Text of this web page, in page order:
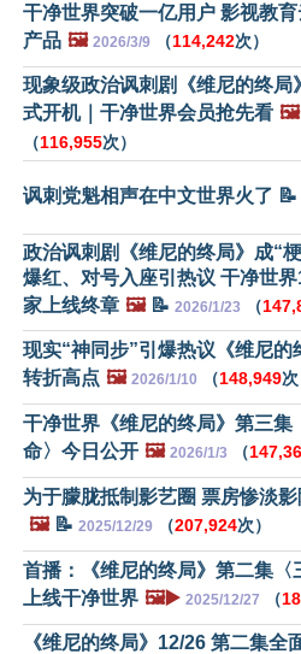
干净世界突破一亿用户 影视教
产品 🖼️ 2026/3/9 （114,242次）
现象级政治讽刺剧《维尼的终局
式开机｜干净世界会员抢先看 🖼️
（116,955次）
讽刺党魁相声在中文世界火了 📝
政治讽刺剧《维尼的终局》成“
爆红、对号入座引热议 干净世
家上线终章 🖼️📝 2026/1/23 （
现实“神同步”引爆热议《维尼的
转折高点 🖼️ 2026/1/10 （148,949次
干净世界《维尼的终局》第三集
命〉今日公开 🖼️ 2026/1/3 （
为于朦胧抵制影艺圈 票房惨淡影
🖼️📝 2025/12/29 （207,924次）
首播：《维尼的终局》第二集〈
上线干净世界 🖼️▶️ 2025/12/27 （
《维尼的终局》12/26 第二集全